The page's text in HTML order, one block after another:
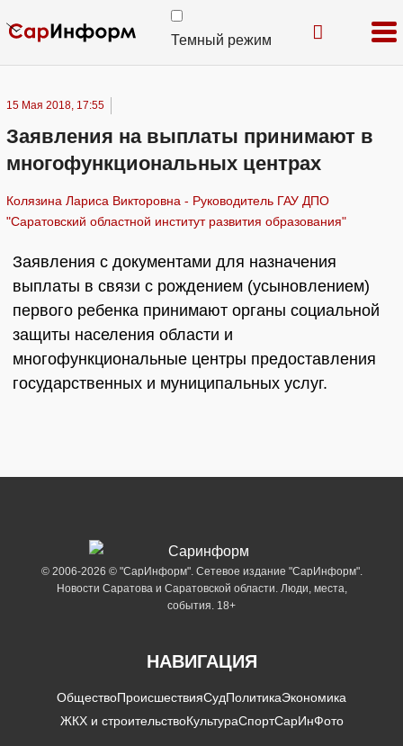
Темный режим
15 Мая 2018, 17:55
Заявления на выплаты принимают в
многофункциональных центрах
Колязина Лариса Викторовна - Руководитель ГАУ ДПО
"Саратовский областной институт развития образования"
Заявления с документами для назначения
выплаты в связи с рождением (усыновлением)
первого ребенка принимают органы социальной
защиты населения области и
многофункциональные центры предоставления
государственных и муниципальных услуг.
© 2006-2026 © "СарИнформ". Сетевое издание "СарИнформ".
Новости Саратова и Саратовской области. Люди, места,
события. 18+
НАВИГАЦИЯ
ОбществоПроисшествияСудПолитикаЭкономика
ЖКХ и строительствоКультураСпортСарИнФото